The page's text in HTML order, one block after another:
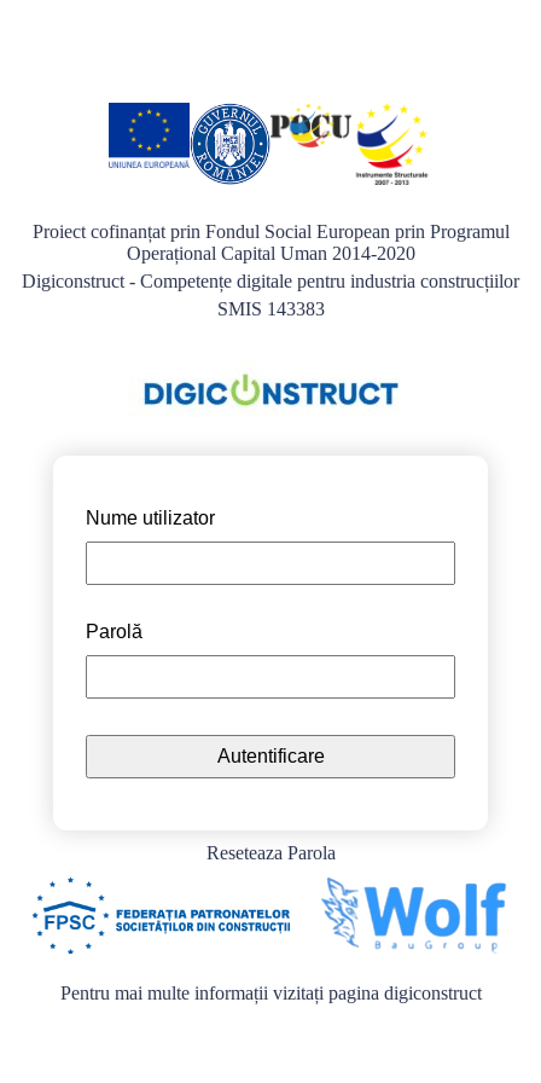
Proiect cofinanțat prin Fondul Social European prin Programul
Operațional Capital Uman 2014-2020
Digiconstruct - Competențe digitale pentru industria construcțiilor
SMIS 143383
Nume utilizator
Parolă
Reseteaza Parola
Pentru mai multe informații vizitați pagina digiconstruct